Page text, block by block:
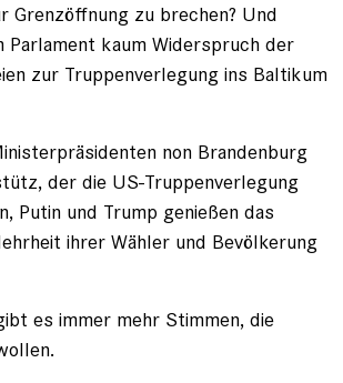
Grenzöffnung zu brechen? Und
Parlament kaum Widerspruch der
zur Truppenverlegung ins Baltikum
non Brandenburg
der die US-Truppenverlegung
Putin und Trump genießen das
ihrer Wähler und Bevölkerung
es immer mehr Stimmen, die